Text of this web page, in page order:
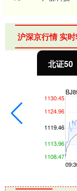
沪深京行情 实
北证50